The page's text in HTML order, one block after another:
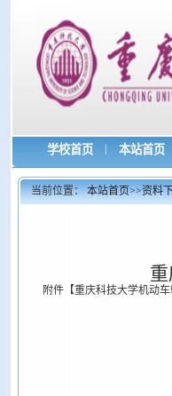
学校首页 本站首页
当前位置：本站首页>>资料
附件【重庆科技大学机动